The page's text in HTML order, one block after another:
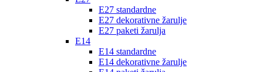
E27 standardne
E27 dekorativne žarulje
E27 paketi žarulja
E14
E14 standardne
E14 dekorativne žarulje